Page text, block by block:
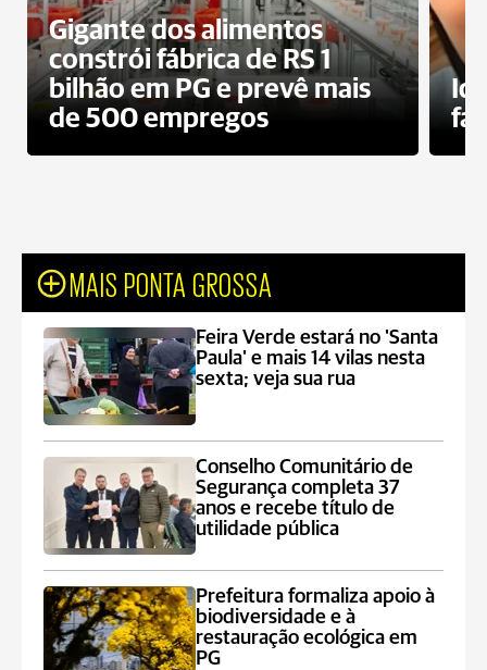
Gigante dos alimentos
constrói fábrica de RS 1
bilhão em PG e prevê mais
de 500 empregos
MAIS PONTA GROSSA
Feira Verde estará no 'Santa
Paula' e mais 14 vilas nesta
sexta; veja sua rua
Conselho Comunitário de
Segurança completa 37
anos e recebe título de
utilidade pública
Prefeitura formaliza apoio à
biodiversidade e à
restauração ecológica em
PG